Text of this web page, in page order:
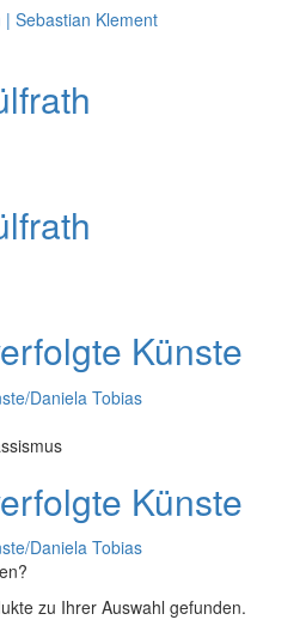
Künste
Künste
zu Ihrer Auswahl gefunden.